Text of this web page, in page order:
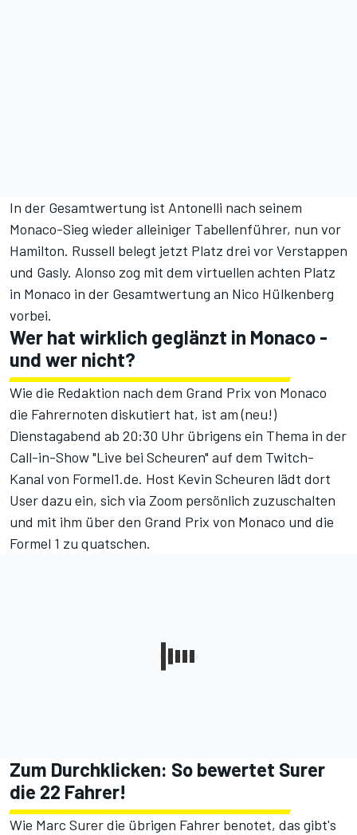
In der Gesamtwertung ist Antonelli nach seinem
Monaco-Sieg wieder alleiniger Tabellenführer, nun vor
Hamilton. Russell belegt jetzt Platz drei vor Verstappen
und Gasly. Alonso zog mit dem virtuellen achten Platz
in Monaco in der Gesamtwertung an Nico Hülkenberg
vorbei.
Wer hat wirklich geglänzt in Monaco -
und wer nicht?
Wie die Redaktion nach dem Grand Prix von Monaco
die Fahrernoten diskutiert hat, ist am (neu!)
Dienstagabend ab 20:30 Uhr übrigens ein Thema in der
Call-in-Show "Live bei Scheuren" auf dem Twitch-
Kanal von Formel1.de. Host Kevin Scheuren lädt dort
User dazu ein, sich via Zoom persönlich zuzuschalten
und mit ihm über den Grand Prix von Monaco und die
Formel 1 zu quatschen.
Zum Durchklicken: So bewertet Surer
die 22 Fahrer!
Wie Marc Surer die übrigen Fahrer benotet, das gibt's